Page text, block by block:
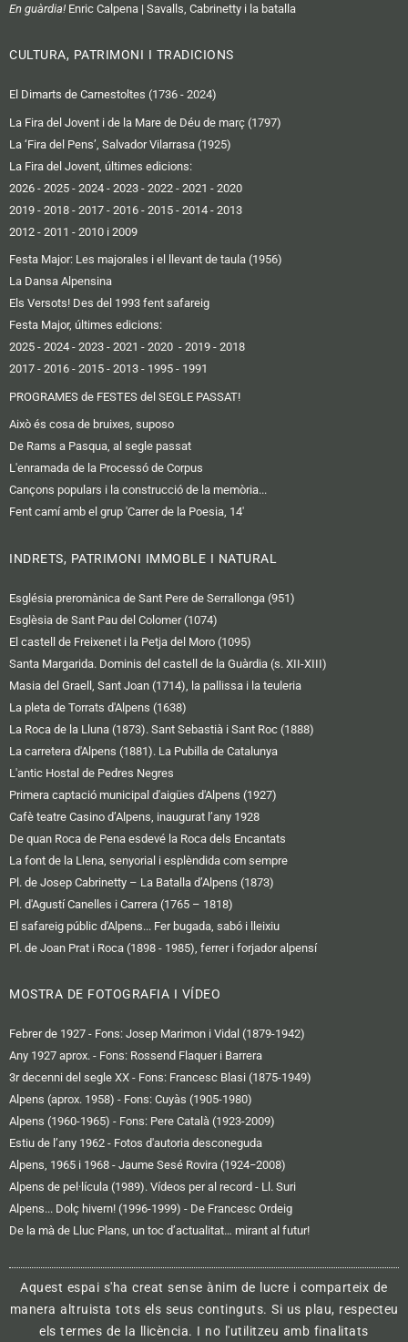
En guàrdia! Enric Calpena | Savalls, Cabrinetty i la batalla
CULTURA, PATRIMONI I TRADICIONS
El Dimarts de Carnestoltes (1736 - 2024)
La Fira del Jovent i de la Mare de Déu de març (1797)
La ‘Fira del Pens’, Salvador Vilarrasa (1925)
La Fira del Jovent, últimes edicions:
2026 - 2025 - 2024 - 2023 - 2022 - 2021 - 2020
2019 - 2018 - 2017 - 2016 - 2015 - 2014 - 2013
2012 - 2011 - 2010 i 2009
Festa Major: Les majorales i el llevant de taula (1956)
La Dansa Alpensina
Els Versots! Des del 1993 fent safareig
Festa Major, últimes edicions:
2025 - 2024 - 2023 - 2021 - 2020 - 2019 - 2018
2017 - 2016 - 2015 - 2013 - 1995 - 1991
PROGRAMES de FESTES del SEGLE PASSAT!
Això és cosa de bruixes, suposo
De Rams a Pasqua, al segle passat
L'enramada de la Processó de Corpus
Cançons populars i la construcció de la memòria...
Fent camí amb el grup 'Carrer de la Poesia, 14'
INDRETS, PATRIMONI IMMOBLE I NATURAL
Església preromànica de Sant Pere de Serrallonga (951)
Esglèsia de Sant Pau del Colomer (1074)
El castell de Freixenet i la Petja del Moro (1095)
Santa Margarida. Dominis del castell de la Guàrdia (s. XII-XIII)
Masia del Graell, Sant Joan (1714), la pallissa i la teuleria
La pleta de Torrats d'Alpens (1638)
La Roca de la Lluna (1873). Sant Sebastià i Sant Roc (1888)
La carretera d'Alpens (1881). La Pubilla de Catalunya
L'antic Hostal de Pedres Negres
Primera captació municipal d'aigües d'Alpens (1927)
Cafè teatre Casino d’Alpens, inaugurat l’any 1928
De quan Roca de Pena esdevé la Roca dels Encantats
La font de la Llena, senyorial i esplèndida com sempre
Pl. de Josep Cabrinetty – La Batalla d’Alpens (1873)
Pl. d'Agustí Canelles i Carrera (1765 – 1818)
El safareig públic d'Alpens... Fer bugada, sabó i lleixiu
Pl. de Joan Prat i Roca (1898 - 1985), ferrer i forjador alpensí
MOSTRA DE FOTOGRAFIA I VÍDEO
Febrer de 1927 - Fons: Josep Marimon i Vidal (1879-1942)
Any 1927 aprox. - Fons: Rossend Flaquer i Barrera
3r decenni del segle XX - Fons: Francesc Blasi (1875-1949)
Alpens (aprox. 1958) - Fons: Cuyàs (1905-1980)
Alpens (1960-1965) - Fons: Pere Català (1923-2009)
Estiu de l’any 1962 - Fotos d'autoria desconeguda
Alpens, 1965 i 1968 - Jaume Sesé Rovira (1924−2008)
Alpens de pel·lícula (1989). Vídeos per al record - Ll. Suri
Alpens... Dolç hivern! (1996-1999) - De Francesc Ordeig
De la mà de Lluc Plans, un toc d’actualitat… mirant al futur!
Aquest espai s'ha creat sense ànim de lucre i comparteix de
manera altruista tots els seus continguts. Si us plau, respecteu
els termes de la llicència. I no l'utilitzeu amb finalitats